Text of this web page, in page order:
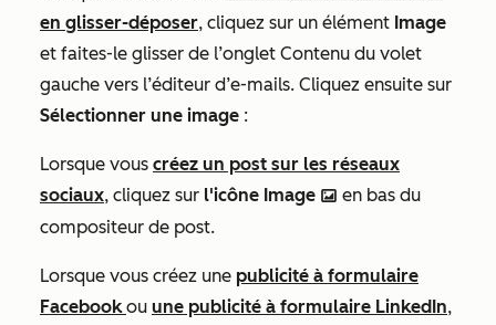
en glisser-déposer, cliquez sur un élément Image
et faites-le glisser de l’onglet Contenu du volet
gauche vers l’éditeur d’e-mails. Cliquez ensuite sur
Sélectionner une image :
Lorsque vous créez un post sur les réseaux
sociaux, cliquez sur l'icône Image insertImage en bas du
compositeur de post.
Lorsque vous créez une publicité à formulaire
Facebookou une publicité à formulaire LinkedIn,